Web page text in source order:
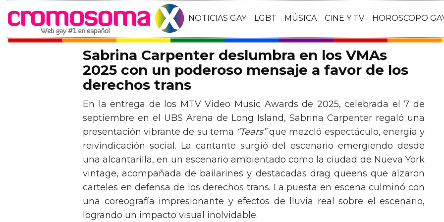
NOTICIAS GAY LGBT MÚSICA CINE Y TV HOROSCOPO
Sabrina Carpenter deslumbra en los VMAs
2025 con un poderoso mensaje a favor de los
derechos trans
En la entrega de los MTV Video Music Awards de 2025, celebrada el 7 de
septiembre en el UBS Arena de Long Island, Sabrina Carpenter regaló una
presentación vibrante de su tema “Tears”que mezcló espectáculo, energía y
reivindicación social. La cantante surgió del escenario emergiendo desde
una alcantarilla, en un escenario ambientado como la ciudad de Nueva York
vintage, acompañada de bailarines y destacadas drag queens que alzaron
carteles en defensa de los derechos trans. La puesta en escena culminó con
una coreografía impresionante y efectos de lluvia real sobre el escenario,
logrando un impacto visual inolvidable.